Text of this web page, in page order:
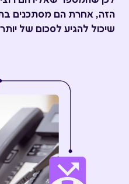
הזה, אחרת הם מסתכנים
שיכול להגיע לסכום של יותר מ-